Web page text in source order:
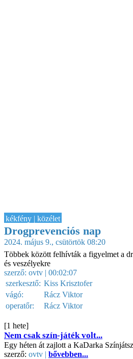
kékfény | közélet
Drogprevenciós nap
2024. május 9., csütörtök 08:20
Többek között felhívták a figyelmet a
és veszélyekre
szerző: ovtv | 00:02:07
szerkesztő: Kiss Krisztofer
vágó:
Rácz Viktor
operatőr:
Rácz Viktor
[1 hete]
Nem csak szín-játék volt...
Egy héten át zajlott a KaDarka
szerző: ovtv | bővebben...